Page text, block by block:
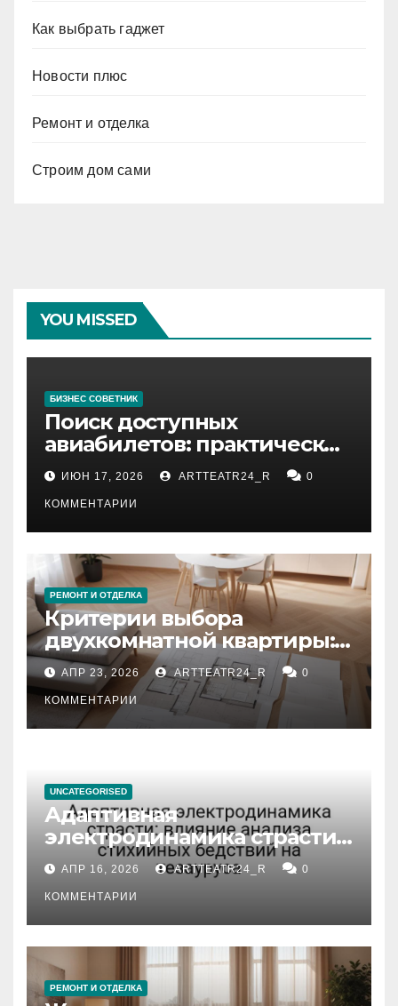
Как выбрать гаджет
Новости плюс
Ремонт и отделка
Строим дом сами
YOU MISSED
БИЗНЕС СОВЕТНИК
Поиск доступных
авиабилетов: практические
рекомендации
ИЮН 17, 2026 ARTTEATR24_R 0
КОММЕНТАРИИ
РЕМОНТ И ОТДЕЛКА
Критерии выбора
двухкомнатной квартиры:
планировка, площадь,
состояние и документация
АПР 23, 2026 ARTTEATR24_R 0
КОММЕНТАРИИ
UNCATEGORISED
Адаптивная
электродинамика страсти:
влияние анализа
стихийных бедствий на
тезауруса
АПР 16, 2026 ARTTEATR24_R 0
КОММЕНТАРИИ
РЕМОНТ И ОТДЕЛКА